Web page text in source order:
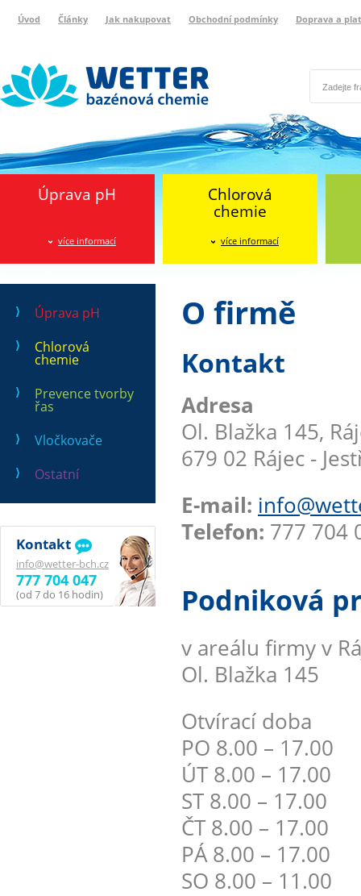
Úvod Články Jak nakupovat Obchodní podmínky Doprava a
Úprava pH
více informací
Chlorová
chemie
více informací
Úprava pH
Chlorová
chemie
Prevence tvorby
řas
Vločkovače
Ostatní
Kontakt
info@wetter-bch.cz
777 704 047
(od 7 do 16 hodin)
O firmě
Kontakt
Adresa
Ol. Blažka 145,
679 02 Rájec -
E-mail:
Telefon: 777 704
Podniková
v areálu firmy v
Ol. Blažka 145
Otvírací doba
PO 8.00 – 17.00
ÚT 8.00 – 17.00
ST 8.00 – 17.00
ČT 8.00 – 17.00
PÁ 8.00 – 17.00
SO 8.00 – 11.00